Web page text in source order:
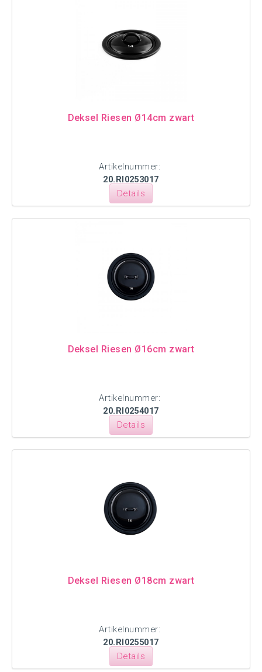
Deksel Riesen Ø14cm zwart
Artikelnummer:
20.RI0253017
Details
Deksel Riesen Ø16cm zwart
Artikelnummer:
20.RI0254017
Details
Deksel Riesen Ø18cm zwart
Artikelnummer:
20.RI0255017
Details